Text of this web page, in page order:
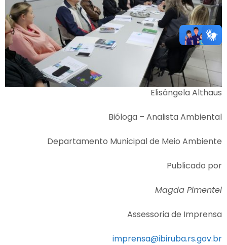
Elisângela Althaus
Bióloga – Analista Ambiental
Departamento Municipal de Meio Ambiente
Publicado por
Magda Pimentel
Assessoria de Imprensa
imprensa@ibiruba.rs.gov.br